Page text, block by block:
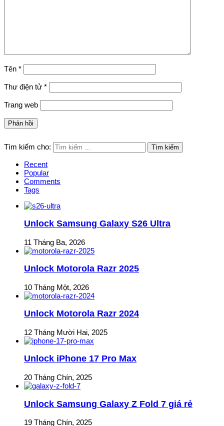
Tên *
Thư điện tử *
Trang web
Tìm kiếm cho:
Recent
Popular
Comments
Tags
Unlock Samsung Galaxy S26 Ultra
11 Tháng Ba, 2026
Unlock Motorola Razr 2025
10 Tháng Một, 2026
Unlock Motorola Razr 2024
12 Tháng Mười Hai, 2025
Unlock iPhone 17 Pro Max
20 Tháng Chín, 2025
Unlock Samsung Galaxy Z Fold 7 giá rẻ
19 Tháng Chín, 2025